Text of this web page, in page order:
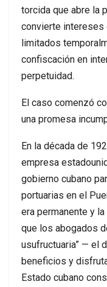
torcida que abre la
convierte intereses
limitados
confiscación en
perpetuidad.
El caso comenzó
una promesa
En la década de
empresa
gobierno cubano
portuarias en el
era permanente y
que los abogados
usufructuaria” — el
beneficios y
Estado cubano